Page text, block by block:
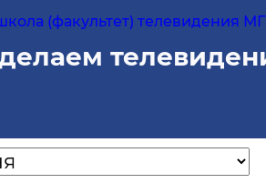
(факультет) телевидения